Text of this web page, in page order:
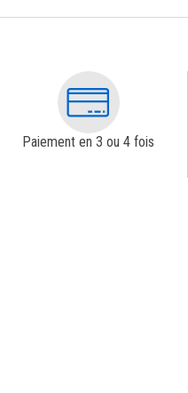
Paiement en 3 ou 4 fois